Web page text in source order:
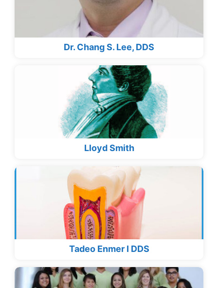
Dr. Chang S. Lee, DDS
Lloyd Smith
Tadeo Enmer I DDS